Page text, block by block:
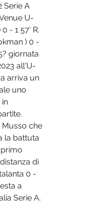
Serie A
U-
- 1 57' R.
) 0 -
giornata
all'U-
arriva un
uno
Musso che
la battuta
di
0 -
a
Serie A.